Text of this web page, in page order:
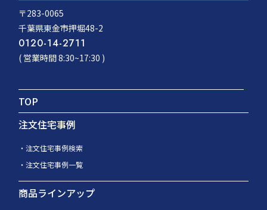
〒283-0065
千葉県東金市押堀48-2
0120-14-2711
( 営業時間 8:30~17:30 )
TOP
注文住宅事例
注文住宅事例検索
注文住宅事例一覧
商品ラインアップ